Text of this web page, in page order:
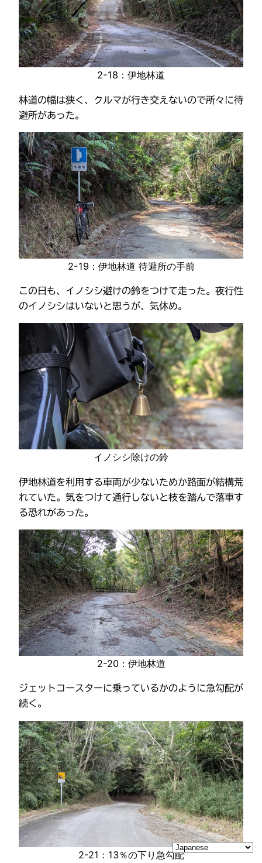
2-18：伊地林道
林道の幅は狭く、クルマが行き交えないので所々に待
避所があった。
2-19：伊地林道 待避所の手前
この日も、イノシシ避けの鈴をつけて走った。夜行性
のイノシシはいないと思うが、気休め。
イノシシ除けの鈴
伊地林道を利用する車両が少ないためか路面が結構荒
れていた。気をつけて通行しないと枝を踏んで落車す
る恐れがあった。
2-20：伊地林道
ジェットコースターに乗っているかのように急勾配が
続く。
2-21：13％の下り急勾配